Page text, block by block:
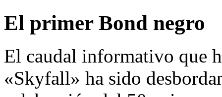
El primer Bond negro
El caudal informativo que
«Skyfall» ha sido